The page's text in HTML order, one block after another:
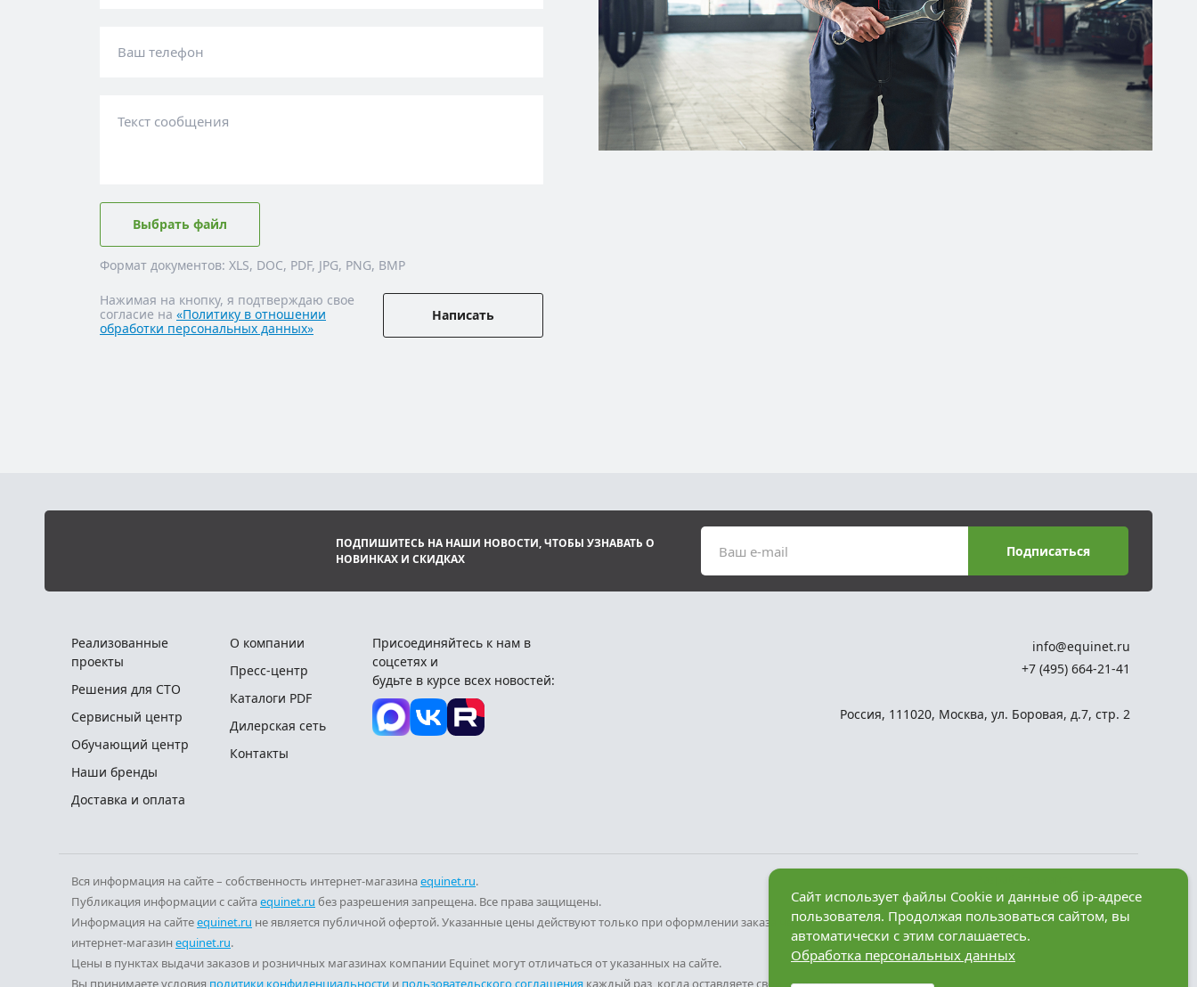
Ваш телефон
Текст сообщения
Выбрать файл
Формат документов: XLS, DOC, PDF, JPG, PNG, BMP
Нажимая на кнопку, я подтверждаю свое
согласие на «Политику в отношении
обработки персональных данных»
Написать
ПОДПИШИТЕСЬ НА НАШИ НОВОСТИ, ЧТОБЫ УЗНАВАТЬ О
НОВИНКАХ И СКИДКАХ
Ваш e-mail Подписаться
Реализованные
проекты
Решения для СТО
Сервисный центр
Обучающий центр
Наши бренды
Доставка и оплата
О компании
Пресс-центр
Каталоги PDF
Дилерская сеть
Контакты
Присоединяйтесь к нам в
соцсетях и
будьте в курсе всех новостей:
info@equinet.ru
+7 (495) 664-21-41
Россия, 111020, Москва, ул. Боровая, д.7, стр. 2
Вся информация на сайте – собственность интернет-магазинаequinet.ru.
Публикация информации с сайтаequinet.ru без разрешения запрещена. Все права защищены.
Информация на сайтеequinet.ru не является публичной офертой. Указанные цены действуют только при оформлении заказа через
интернет-магазин equinet.ru.
Цены в пунктах выдачи заказов и розничных магазинах компании Equinet могут отличаться от указанных на сайте.
Вы принимаете условия политики конфиденциальности и пользовательского соглашения каждый раз, когда оставляете свои данные в
компания «Факт»
Сайт использует файлы Cookie и данные об ip-адресе
пользователя. Продолжая пользоваться сайтом, вы
автоматически с этим соглашаетесь.
Обработка персональных данных